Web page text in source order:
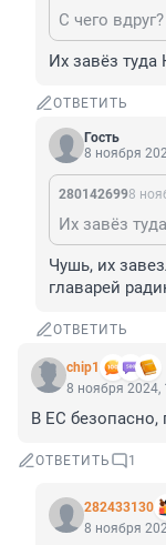
Их завёз туда
ОТВЕТИТЬ
Гость
8 ноября
2801426998
Их завёз
Чушь, их
главарей
ОТВЕТИТЬ
chip1
8 ноября 2024,
В ЕС безопасно,
ОТВЕТИТЬ 1
282433130
8 ноября